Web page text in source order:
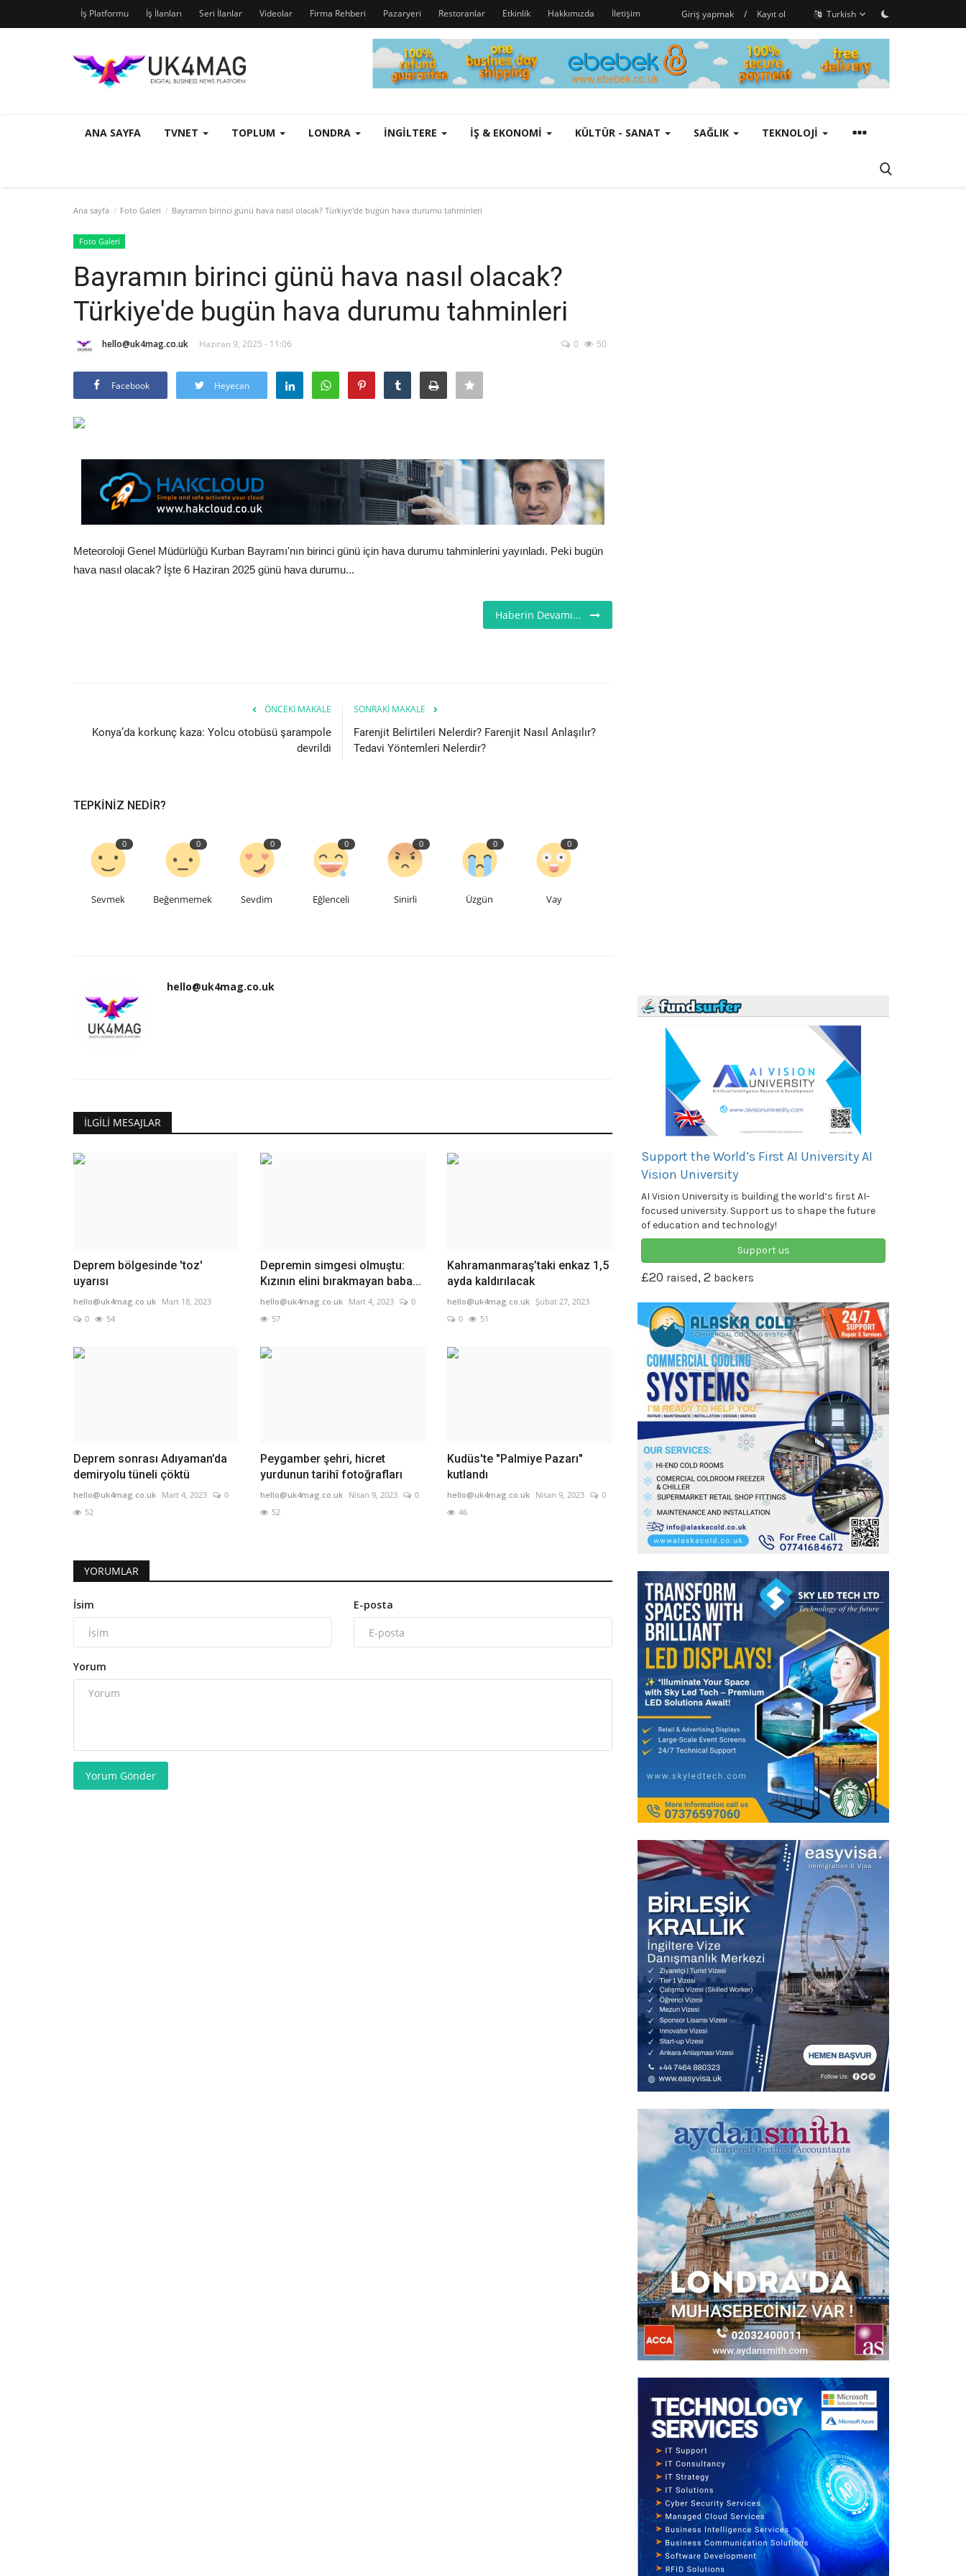
İş Platformu İş İlanları Seri İlanlar Videolar Firma Rehberi Pazaryeri Restoranlar Etkinlik Hakkımızda İletişim Giriş yapmak / Kayıt ol Turkish
ANA SAYFA TVNET TOPLUM LONDRA İNGILTERE İŞ & EKONOMI KÜLTÜR - SANAT SAĞLIK TEKNOLOJI
Ana sayfa Foto Galeri Bayramın birinci günü hava nasıl olacak? Türkiye'de bugün hava durumu tahminleri
Foto Galeri
Bayramın birinci günü hava nasıl olacak?
Türkiye'de bugün hava durumu tahminleri
hello@uk4mag.co.uk Haziran 9, 2025 - 11:06 0 50
Facebook Heyecan
Meteoroloji Genel Müdürlüğü Kurban Bayramı'nın birinci günü için hava durumu tahminlerini yayınladı. Peki bugün
hava nasıl olacak? İşte 6 Haziran 2025 günü hava durumu...
Haberin Devamı...
ÖNCEKI MAKALE
Konya’da korkunç kaza: Yolcu otobüsü şarampole
devrildi
SONRAKI MAKALE
Farenjit Belirtileri Nelerdir? Farenjit Nasıl Anlaşılır?
Tedavi Yöntemleri Nelerdir?
TEPKINIZ NEDIR?
0
Sevmek
0
Beğenmemek
0
Sevdim
0
Eğlenceli
0
Sinirli
0
Üzgün
0
Vay
hello@uk4mag.co.uk
İLGILI MESAJLAR
Deprem bölgesinde 'toz'
uyarısı
hello@uk4mag.co.uk Mart 18, 2023
0
54
Depremin simgesi olmuştu:
Kızının elini bırakmayan baba...
hello@uk4mag.co.uk Mart 4, 2023
0
57
Kahramanmaraş’taki enkaz 1,5
ayda kaldırılacak
hello@uk4mag.co.uk Şubat 27, 2023
0
51
Deprem sonrası Adıyaman’da
demiryolu tüneli çöktü
hello@uk4mag.co.uk Mart 4, 2023
0
52
Peygamber şehri, hicret
yurdunun tarihî fotoğrafları
hello@uk4mag.co.uk Nisan 9, 2023
0
52
Kudüs'te "Palmiye Pazarı"
kutlandı
hello@uk4mag.co.uk Nisan 9, 2023
0
46
YORUMLAR
İsim E-posta
Yorum
Yorum Gönder